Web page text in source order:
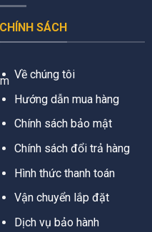
CHÍNH SÁCH
Về chúng tôi
Hướng dẫn mua hàng
Chính sách bảo mật
Chính sách đổi trả hàng
Hình thức thanh toán
Vận chuyển lắp đặt
Dịch vụ bảo hành